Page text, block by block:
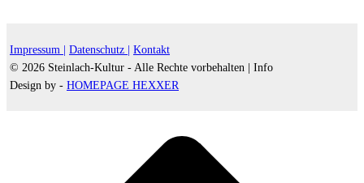
Impressum | Datenschutz |
Kontakt
© 2026 Steinlach-Kultur - Alle Rechte vorbehalten |
Info
Design by - HOMEPAGE HEXXER